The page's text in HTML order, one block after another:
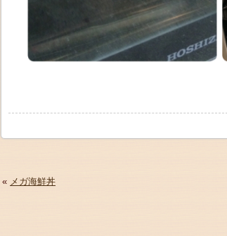
« メガ海鮮丼